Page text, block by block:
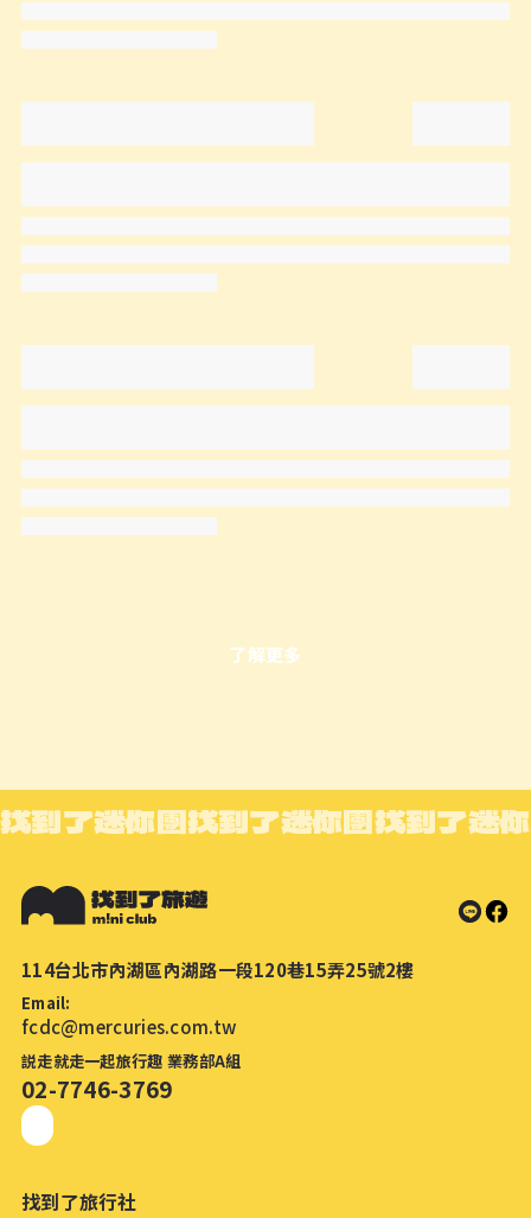
了解更多
找到了迷你團找到了迷你團找到了迷
114台北市內湖區內湖路一段120巷15弄25號2樓
Email:
fcdc@mercuries.com.tw
説走就走一起旅行趣 業務部A組
02-7746-3769
找到了旅行社